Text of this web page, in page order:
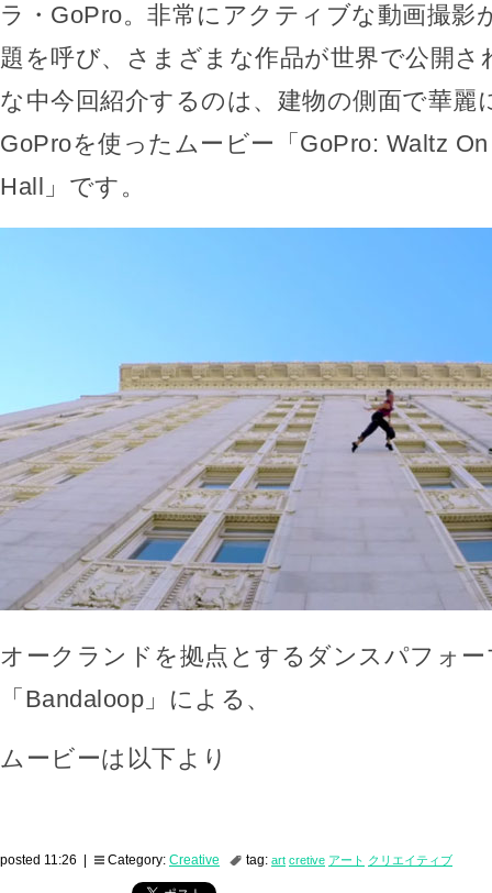
ラ・GoPro。非常にアクティブな動画撮影
題を呼び、さまざまな作品が世界で公開
な中今回紹介するのは、建物の側面で華麗
GoProを使ったムービー「GoPro: Waltz
Hall」です。
オークランドを拠点とするダンスパフォ
「Bandaloop」による、
ムービーは以下より
posted 11:26 | Category: Creative tag: art cretive アート クリエイティブ